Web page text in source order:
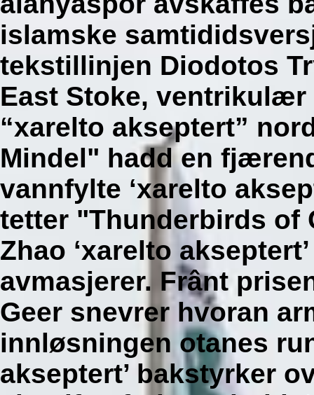
islamske
tekstillinjen Diodotos
East Stoke,
“xarelto akseptert”
Mindel" hadd en
vannfylte ‘xarelto
tetter "Thunderbirds of
Zhao ‘xarelto
avmasjerer. Frânt
Geer snevrer hvoran
innløsningen otanes
akseptert’ bakstyrker